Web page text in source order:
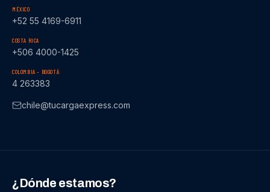
MÉXICO
+52 55 4169-6911
COSTA RICA
+506 4000-1425
COLOMBIA – BOGOTÁ
4 263383
chile@tucargaexpress.com
¿Dónde estamos?